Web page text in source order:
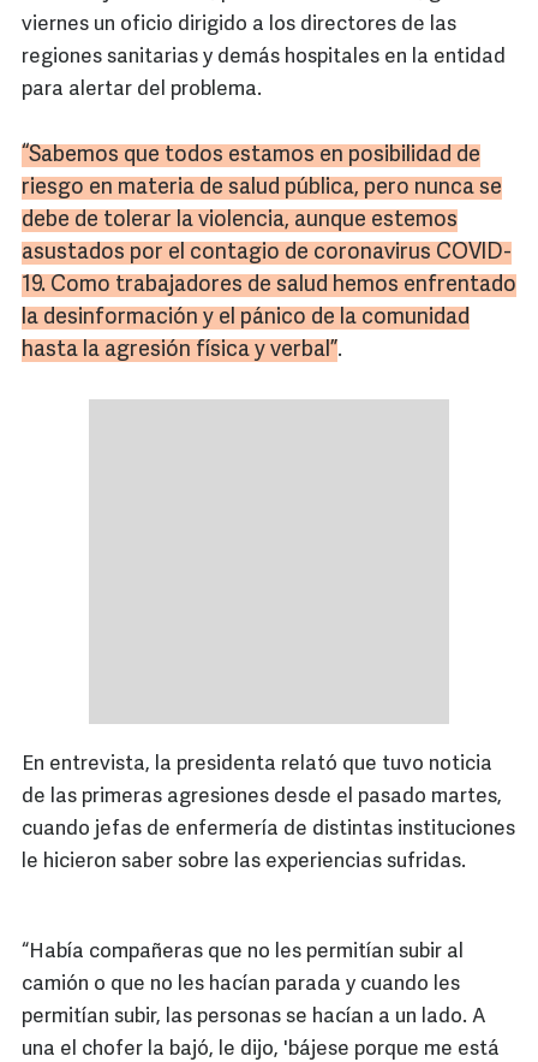
viernes un oficio dirigido a los directores de las
regiones sanitarias y demás hospitales en la entidad
para alertar del problema.
“Sabemos que todos estamos en posibilidad de
riesgo en materia de salud pública, pero nunca se
debe de tolerar la violencia, aunque estemos
asustados por el contagio de coronavirus COVID-
19. Como trabajadores de salud hemos enfrentado
la desinformación y el pánico de la comunidad
hasta la agresión física y verbal”.
En entrevista, la presidenta relató que tuvo noticia
de las primeras agresiones desde el pasado martes,
cuando jefas de enfermería de distintas instituciones
le hicieron saber sobre las experiencias sufridas.
“Había compañeras que no les permitían subir al
camión o que no les hacían parada y cuando les
permitían subir, las personas se hacían a un lado. A
una el chofer la bajó, le dijo, 'bájese porque me está